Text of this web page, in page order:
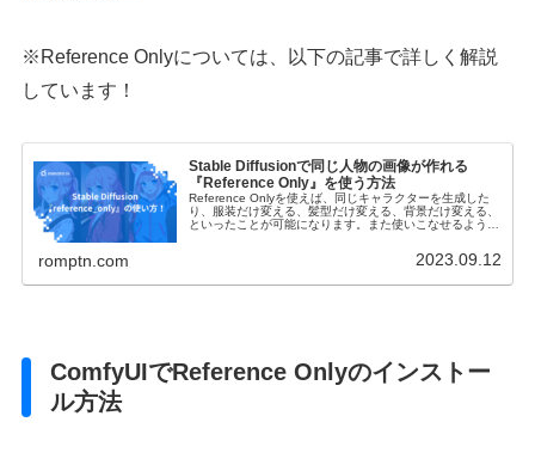
※Reference Onlyについては、以下の記事で詳しく解説
しています！
Stable Diffusionで同じ人物の画像が作れる
『Reference Only』を使う方法
Reference Onlyを使えば、同じキャラクターを生成した
り、服装だけ変える、髪型だけ変える、背景だけ変える、
といったことが可能になります。また使いこなせるように
romptn.com 2023.09.12
ComfyUIでReference Onlyのインストー
ル方法